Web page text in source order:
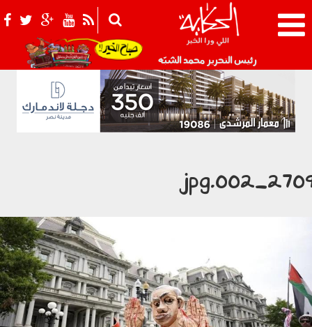
رئيس التحرير محمد الشبّه 021_2.png